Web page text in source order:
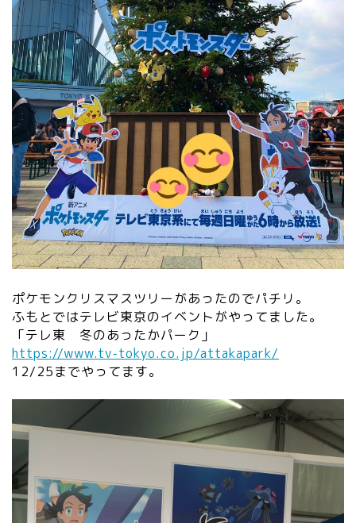
ポケモンクリスマスツリーがあったのでパチリ。
ふもとではテレビ東京のイベントがやってました。
「テレ東 冬のあったかパーク」
https://www.tv-tokyo.co.jp/attakapark/
12/25までやってます。